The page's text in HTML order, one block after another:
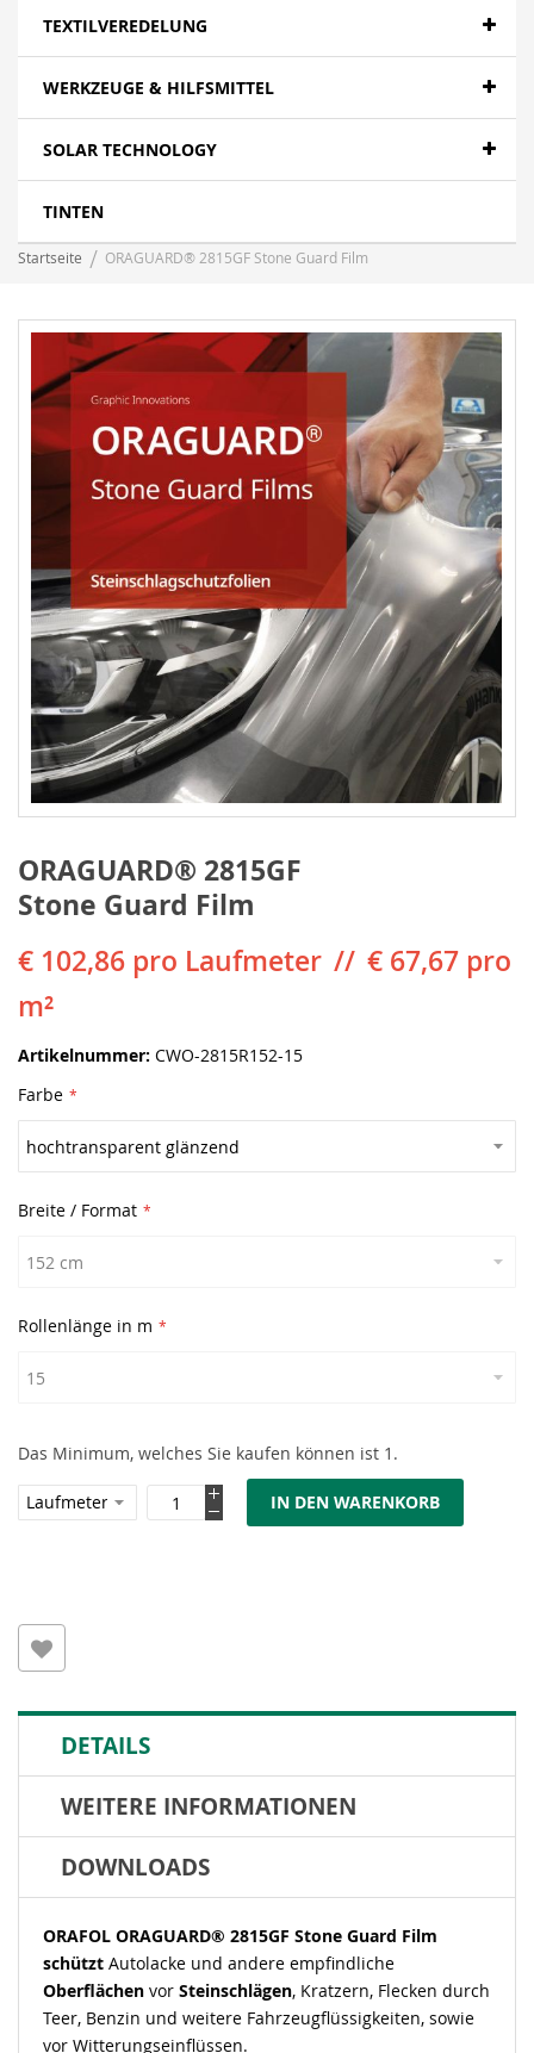
TEXTILVEREDELUNG
WERKZEUGE & HILFSMITTEL
SOLAR TECHNOLOGY
TINTEN
Startseite ORAGUARD® 2815GF Stone Guard Film
ORAGUARD® 2815GF
Stone Guard Film
€ 102,86 pro Laufmeter
€ 67,67 pro
m²
Artikelnummer CWO-2815R152-15
Farbe
Breite / Format
Rollenlänge in m
Das Minimum, welches Sie kaufen können ist 1.
IN DEN WARENKORB
DETAILS
WEITERE INFORMATIONEN
DOWNLOADS
ORAFOL ORAGUARD® 2815GF Stone Guard Film
schützt Autolacke und andere empfindliche
Oberflächen vor Steinschlägen, Kratzern, Flecken durch
Teer, Benzin und weitere Fahrzeugflüssigkeiten, sowie
vor Witterungseinflüssen.